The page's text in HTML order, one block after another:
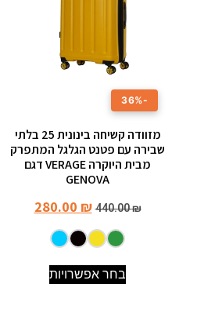
-36%
מזוודה קשיחה בינונית 25 בלתי
שבירה עם פטנט הגלגל המתפרק
מבית היוקרה VERAGE דגם
GENOVA
440.00₪
280.00 ₪
בחר אפשרויות